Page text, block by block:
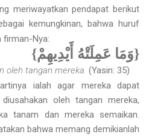
meriwayatkan pendapat berikut
kemungkinan, bahwa huruf
firman-Nya:
{وَمَا عَمِلَتْهُ أَيْدِيهِمْ}
oleh tangan mereka. (Yasin: 35)
ialah agar mereka dapat
oleh tangan mereka,
tanam dan mereka semaikan.
bahwa memang demikianlah